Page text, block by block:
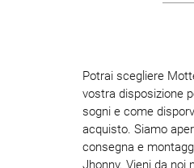
Potrai scegliere
vostra disposizione
sogni e come
acquisto. Siamo
consegna e
Jhonny. Vieni da noi